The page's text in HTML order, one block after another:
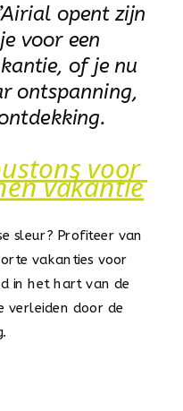
opent zijn
voor een
of je nu
ontspanning,
voor
vakantie
sleur? Profiteer van
vakanties voor
in het hart van de
verleiden door de